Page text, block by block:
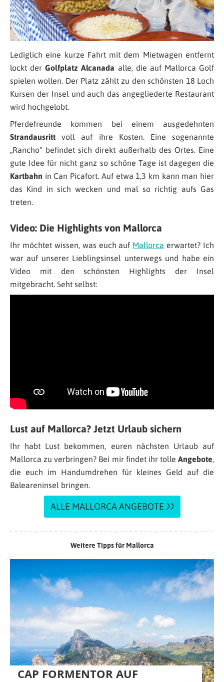
Lediglich eine kurze Fahrt mit dem Mietwagen entfernt
lockt derGolfplatz Alcanada alle, die auf Mallorca Golf
spielen wollen. Der Platz zählt zu den schönsten 18 Loch
Kursen der Insel und auch das angegliederte Restaurant
wird hochgelobt.
Pferdefreunde kommen bei einem ausgedehnten
Strandausritt voll auf ihre Kosten. Eine sogenannte
„Rancho“ befindet sich direkt außerhalb des Ortes. Eine
gute Idee für nicht ganz so schöne Tage ist dagegen die
Kartbahn in Can Picafort. Auf etwa 1,3 km kann man hier
das Kind in sich wecken und mal so richtig aufs Gas
treten.
Video: Die Highlights von Mallorca
Ihr möchtet wissen, was euch auf Mallorca erwartet? Ich
war auf unserer Lieblingsinsel unterwegs und habe ein
Video mit den schönsten Highlights der Insel
mitgebracht. Seht selbst:
Lust auf Mallorca? Jetzt Urlaub sichern
Ihr habt Lust bekommen, euren nächsten Urlaub auf
Mallorca zu verbringen? Bei mir findet ihr tolle Angebote,
die euch im Handumdrehen für kleines Geld auf die
Baleareninsel bringen.
ALLE MALLORCA ANGEBOTE
Weitere Tipps für Mallorca
CAP FORMENTOR AUF